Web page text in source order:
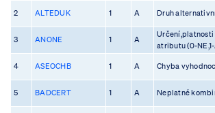
2 ALTEDUK 1 A Druh
3 ANONE 1 A
atributu (0-
4 ASEOCHB 1 A Chyba
5 BADCERT 1 A Neplatné